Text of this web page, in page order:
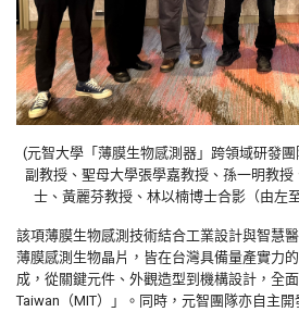
(元智大學「薄膜生物感測器」跨領域研發團
副教授、聖母大學張學嘉教授、孫一明教授
士、黃麗芬教授、林以楠博士合影（由左
該項薄膜生物感測技術結合工業設計與智慧醫
薄膜感測生物晶片， 皆在台灣具備量產實力
成，從關鍵元件、 外觀造型到機構設計，全
Taiwan （MIT）」。同時， 元智團隊亦自主